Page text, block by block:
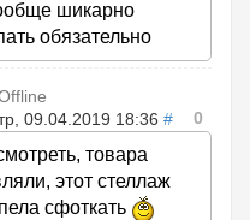
шикарно
обязательно
09.04.2019 18:36 # 0
товара
этот стеллаж
сфоткать